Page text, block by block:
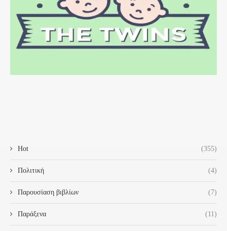
Hot (355)
Πολιτική (4)
Παρουσίαση βιβλίων (7)
Παράξενα (11)